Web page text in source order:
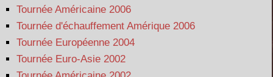
Tournée Américaine 2006
Tournée d'échauffement Amérique 2006
Tournée Européenne 2004
Tournée Euro-Asie 2002